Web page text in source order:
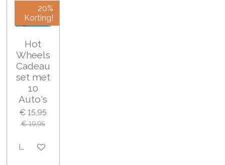
20%
Korting!
Hot
Wheels
Cadeau
set met
10
Auto's
€ 15,95
€ 19,95
In winkelwagen